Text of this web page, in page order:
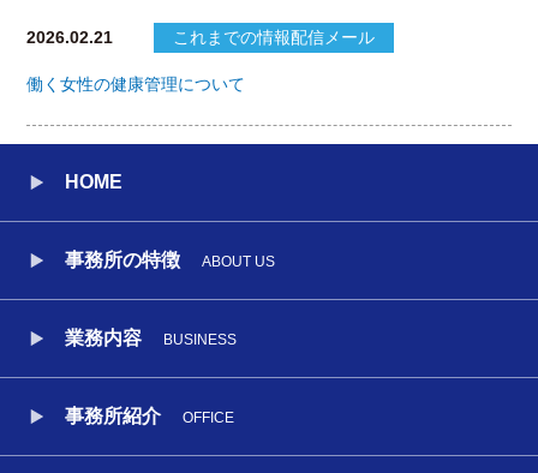
2026.02.21 これまでの情報配信メール
働く女性の健康管理について
HOME
事務所の特徴 ABOUT US
業務内容 BUSINESS
事務所紹介 OFFICE